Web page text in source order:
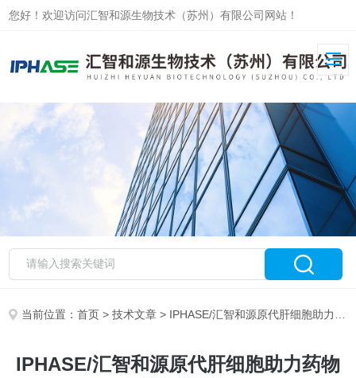
您好！欢迎访问汇智和源生物技术（苏州）有限公司网站！
当前位置：首页 >技术文章 > IPHASE/汇智和源原代肝细胞助力药物酶诱导研究
IPHASE/汇智和源原代肝细胞助力药物